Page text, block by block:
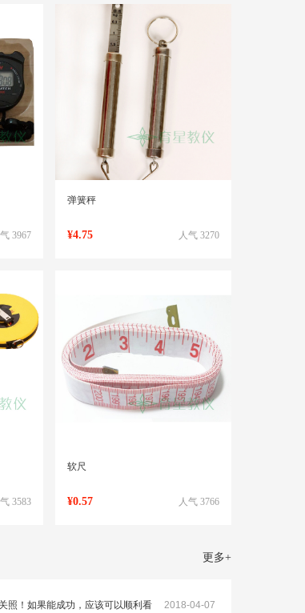
3967
弹簧秤
人气 3270
¥4.75
3583
软尺
人气 3766
¥0.57
更多+
2018-04-07
照！如果能成功，应该可以顺利看